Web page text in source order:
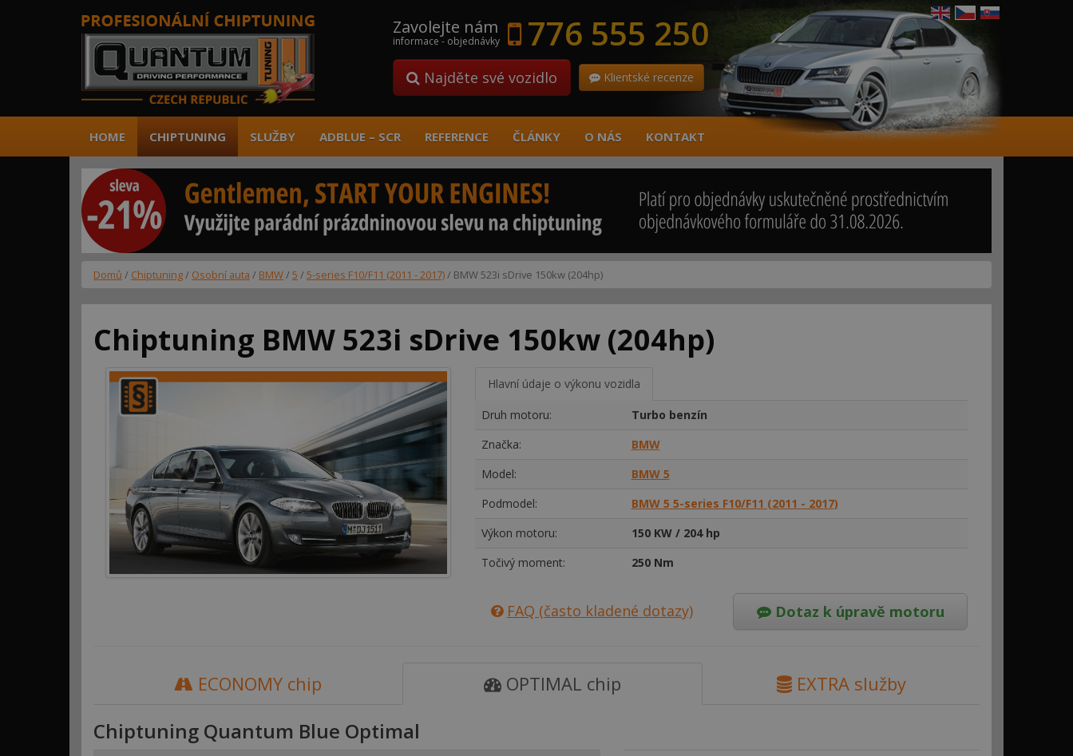
Zavolejte nám
informace - objednávky 776 555 250
Najděte své vozidlo Klientské recenze
HOME CHIPTUNING SLUŽBY ADBLUE – SCR REFERENCE ČLÁNKY O NÁS KONTAKT
Domů / Chiptuning/ Osobní auta / BMW/5 /5-series F10/F11 (2011 - 2017)/ BMW 523i sDrive 150kw (204hp)
Chiptuning BMW 523i sDrive 150kw (204hp)
Hlavní údaje o výkonu vozidla
Druh motoru:
Turbo benzín
Značka:
BMW
Model:
BMW 5
Podmodel:
BMW 5 5-series F10/F11 (2011 - 2017)
Výkon motoru:
150 KW / 204 hp
Točivý moment:
250 Nm
FAQ (často kladené dotazy) Dotaz k úpravě motoru
ECONOMY chip OPTIMAL chip EXTRA služby
Chiptuning Quantum Blue Optimal